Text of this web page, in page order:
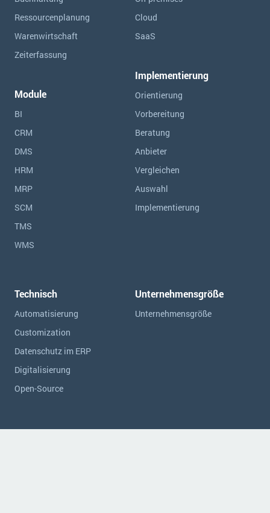
Ressourcen­planung
Warenwirtschaft
Zeiterfassung
Module
BI
CRM
DMS
HRM
MRP
SCM
TMS
WMS
Cloud
SaaS
Implementierung
Orientierung
Vorbereitung
Beratung
Anbieter
Vergleichen
Auswahl
Implementierung
Technisch
Automatisierung
Customization
Datenschutz im ERP
Digitalisierung
Open-Source
Unternehmensgröße
Unternehmensgröße